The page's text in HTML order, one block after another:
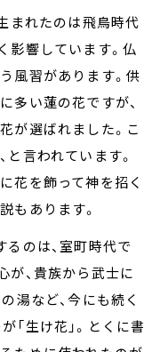
まれたのは飛鳥時代
影響しています。仏
風習があります。供
多い蓮の花ですが、
が選ばれました。こ
と言われています。
花を飾って神を招く
もあります。
るのは、室町時代で
が、貴族から武士に
湯など、今にも続く
「生け花」。とくに書